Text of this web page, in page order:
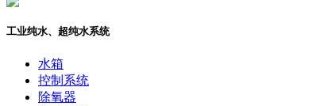
工业纯水、超纯水系统
水箱
控制系统
除氧器